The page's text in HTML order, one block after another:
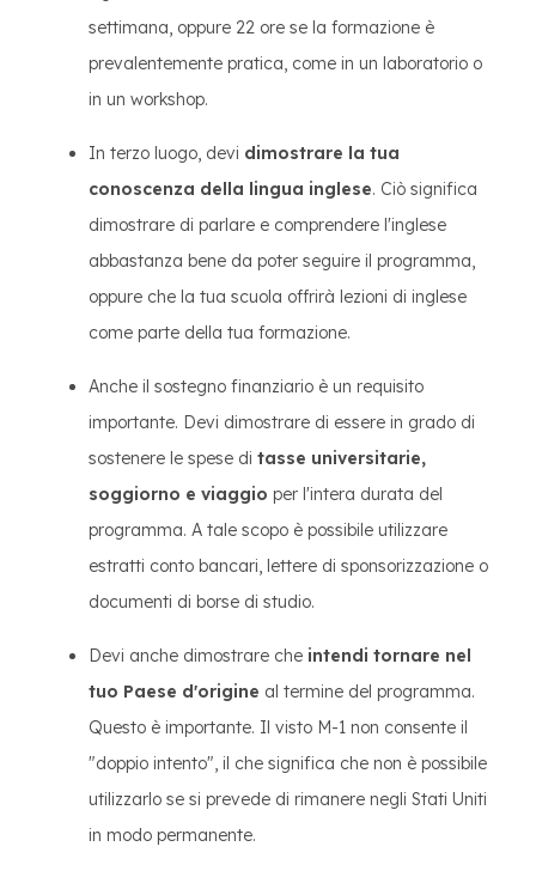
settimana, oppure 22 ore se la formazione è
prevalentemente pratica, come in un laboratorio o
in un workshop.
In terzo luogo, devi dimostrare la tua
conoscenza della lingua inglese. Ciò significa
dimostrare di parlare e comprendere l'inglese
abbastanza bene da poter seguire il programma,
oppure che la tua scuola offrirà lezioni di inglese
come parte della tua formazione.
Anche il sostegno finanziario è un requisito
importante. Devi dimostrare di essere in grado di
sostenere le spese di tasse universitarie,
soggiorno e viaggio per l'intera durata del
programma. A tale scopo è possibile utilizzare
estratti conto bancari, lettere di sponsorizzazione o
documenti di borse di studio.
Devi anche dimostrare che intendi tornare nel
tuo Paese d'origine al termine del programma.
Questo è importante. Il visto M-1 non consente il
"doppio intento", il che significa che non è possibile
utilizzarlo se si prevede di rimanere negli Stati Uniti
in modo permanente.